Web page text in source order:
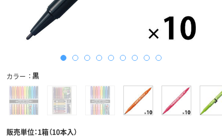
カラー 黒
販売単位：1箱（10本入）